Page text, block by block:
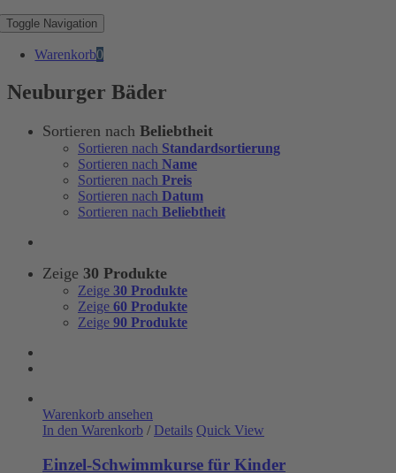
Toggle Navigation
Warenkorb0
Neuburger Bäder
Sortieren nach Beliebtheit
Sortieren nach Standardsortierung
Sortieren nach Name
Sortieren nach Preis
Sortieren nach Datum
Sortieren nach Beliebtheit
Zeige 30 Produkte
Zeige 30 Produkte
Zeige 60 Produkte
Zeige 90 Produkte
Warenkorb ansehen
In den Warenkorb / Details Quick View
Einzel-Schwimmkurse für Kinder